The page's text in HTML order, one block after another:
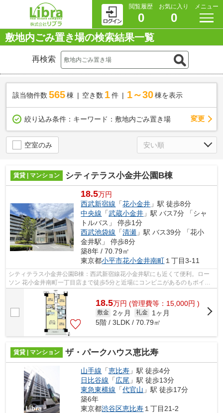
閲覧履歴
0
お気に入り
0
メニュー
敷地内ごみ置き場の検索結果一覧
再検索
該当物件数 565棟 空き数 1 件 1～30 棟を表示
絞り込み条件： キーワード：敷地内ごみ置き場 変更
空室のみ
賃貸 | マンション シティテラス小金井公園B棟
18.5万円
西武新宿線 「花小金井 」駅 徒歩8分
中央線 「武蔵小金井 」駅 バス7分 「シャ
トルバス」 停歩1分
西武池袋線 「清瀬 」駅 バス39分 「花小
金井駅」 停歩8分
築8年 / 70.79㎡
東京都小平市花小金井南町 １丁目3-11
シティテラス小金井公園B棟：西武新宿線花小金井駅にも近くて便利。ロー
ソン 花小金井南町一丁目店まで徒歩5分と近場にコンビニがあるのもポイン
ト。共用部には敷地内ごみ置き場・エレ...
18.5万円 (管理費等：15,000円 )
敷金 2ヶ月 礼金
1ヶ月
5階 / 3LDK / 70.79㎡
賃貸 | マンション ザ・パークハウス恵比寿
山手線 「恵比寿 」駅 徒歩4分
日比谷線 「広尾 」駅 徒歩13分
東急東横線 「代官山 」駅 徒歩17分
築6年
東京都渋谷区恵比寿 １丁目21-2